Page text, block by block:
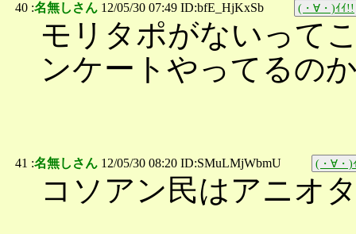
40 :名無しさん 12/05/30 07:49 ID:bfE_HjKxSb (・∀・)ｲｲ!!
モリタポがないって
ンケートやってるの
41 :名無しさん 12/05/30 08:20 ID:SMuLMjWbmU (・∀・)
コソアン民はアニオ